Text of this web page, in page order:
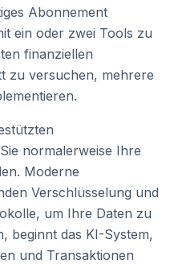
Abonnement
ein oder zwei Tools zu
finanziellen
zu versuchen, mehrere
normalerweise Ihre
Moderne
Verschlüsselung und
um Ihre Daten zu
beginnt das KI-System,
und Transaktionen